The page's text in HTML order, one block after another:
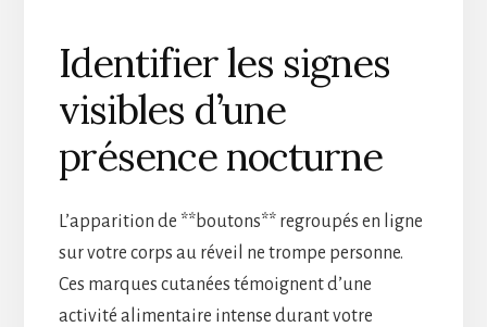
Identifier les signes
visibles d’une
présence nocturne
L’apparition de **boutons** regroupés en ligne
sur votre corps au réveil ne trompe personne.
Ces marques cutanées témoignent d’une
activité alimentaire intense durant votre